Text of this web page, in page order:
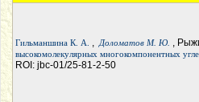
Гильманшина К. А. , Доломатов М. Ю. ,
высокомолекулярных многокомпонентных
ROI: jbc-01/25-81-2-50